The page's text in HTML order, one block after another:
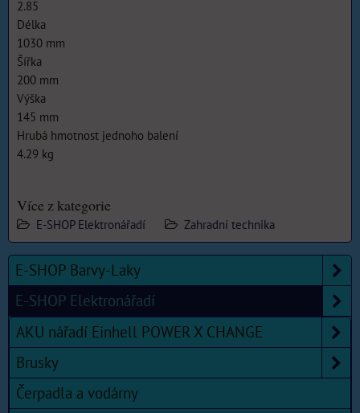
2.85
Délka
1030 mm
Šířka
200 mm
Výška
145 mm
Hrubá hmotnost jednoho balení
4.29 kg
Více z kategorie
E-SHOP Elektronářadí Zahradní technika
E-SHOP Barvy-Laky
E-SHOP Elektronářadí
AKU nářadí Einhell POWER X CHANGE
Brusky
Čerpadla a vodárny